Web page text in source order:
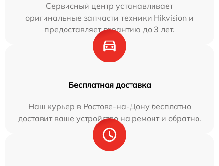
Сервисный центр устанавливает
оригинальные запчасти техники Hikvision и
предоставляет гарантию до 3 лет.
Бесплатная доставка
Наш курьер в Ростове-на-Дону бесплатно
доставит ваше устройство на ремонт и обратно.